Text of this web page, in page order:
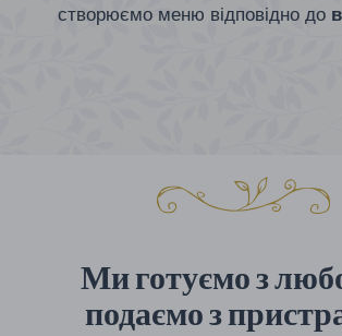
створюємо меню відповідно до
Ми готуємо з
подаємо з